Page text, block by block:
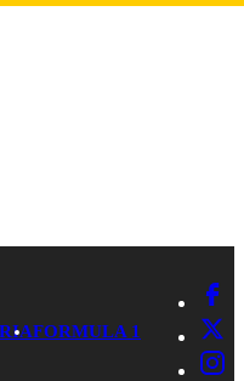
FORMULA 1